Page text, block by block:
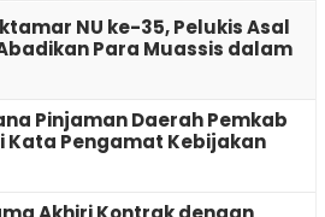
NU ke-35, Pelukis Asal
Para Muassis dalam
Pinjaman Daerah Pemkab
Kata Pengamat Kebijakan